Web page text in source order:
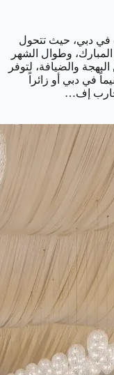
في دبي، حيث تتحول
المبارك، وطوال الشهر
والضيافة، لتوفر
في دبي أو زائراً
إف…